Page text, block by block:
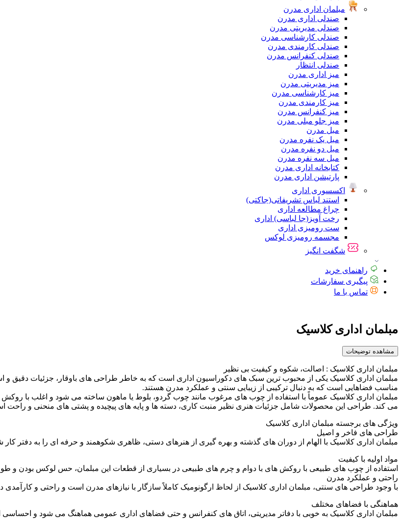
مبلمان اداری مدرن
صندلی اداری مدرن
صندلی مدیریتی مدرن
صندلی کارشناسی مدرن
صندلی کارمندی مدرن
صندلی کنفرانس مدرن
صندلی انتظار
میز اداری مدرن
میز مدیریتی مدرن
میز کارشناسی مدرن
میز کارمندی مدرن
میز کنفرانس مدرن
میز جلو مبلی مدرن
مبل مدرن
مبل یک نفره مدرن
مبل دو نفره مدرن
مبل سه نفره مدرن
کتابخانه اداری مدرن
پارتیشن اداری مدرن
اکسسوری اداری
استند لباس تشریفاتی(جاکتی)
چراغ مطالعه اداری
رخت آویز(جا لباسی) اداری
ست رومیزی اداری
مجسمه رومیزی لوکس
شگفت انگیز
راهنمای خرید
پیگیری سفارشات
تماس با ما
مبلمان اداری کلاسیک
مشاهده توضیحات
مبلمان اداری کلاسیک : اصالت، شکوه و کیفیت بی نظیر
مبلمان اداری کلاسیک یکی از محبوب ترین سبک های دکوراسیون اداری است که به خاطر طراحی های باوقار، جزئیات دقیق و
مناسب فضاهایی است که به دنبال ترکیبی از زیبایی سنتی و عملکرد مدرن هستند.
مبلمان اداری کلاسیک عموماً با استفاده از چوب های مرغوب مانند چوب گردو، بلوط یا ماهون ساخته می شود و اغلب با
می کند. طراحی این محصولات شامل جزئیات هنری نظیر منبت کاری، دسته ها و پایه های پیچیده و پشتی های منحنی و
ویژگی های برجسته مبلمان اداری کلاسیک
طراحی های فاخر و اصیل
مبلمان اداری کلاسیک با الهام از دوران های گذشته و بهره گیری از هنرهای دستی، ظاهری شکوهمند و حرفه ای را به دفتر کار
مواد اولیه با کیفیت
استفاده از چوب های طبیعی با روکش های با دوام و چرم های طبیعی در بسیاری از قطعات این مبلمان، حس لوکس بودن و
راحتی و عملکرد مدرن
با وجود طراحی های سنتی، مبلمان اداری کلاسیک از لحاظ ارگونومیک کاملاً سازگار با نیازهای مدرن است و راحتی و
هماهنگی با فضاهای مختلف
مبلمان اداری کلاسیک به خوبی با دفاتر مدیریتی، اتاق های کنفرانس و حتی فضاهای اداری عمومی هماهنگ می شود و احساسی